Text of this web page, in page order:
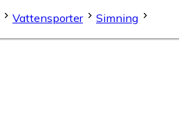
Vattensporter
Simning